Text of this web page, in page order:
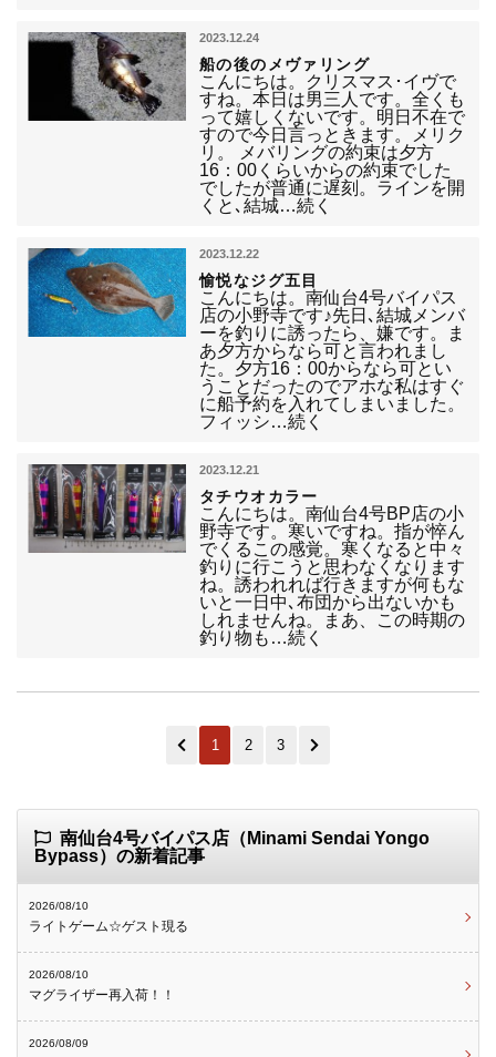
2023.12.24
船の後のメヴァリング
こんにちは。クリスマス･イヴで
すね。本日は男三人です。全くも
って嬉しくないです。明日不在で
すので今日言っときます。メリク
リ。 メバリングの約束は夕方
16：00くらいからの約束でした
でしたが普通に遅刻。ラインを開
くと､結城…続く
2023.12.22
愉悦なジグ五目
こんにちは。南仙台4号バイパス
店の小野寺です♪先日､結城メンバ
ーを釣りに誘ったら、嫌です。ま
あ夕方からなら可と言われまし
た。夕方16：00からなら可とい
うことだったのでアホな私はすぐ
に船予約を入れてしまいました。
フィッシ…続く
2023.12.21
タチウオカラー
こんにちは。南仙台4号BP店の小
野寺です。寒いですね。指が悴ん
でくるこの感覚。寒くなると中々
釣りに行こうと思わなくなります
ね。誘われれば行きますが何もな
いと一日中､布団から出ないかも
しれませんね。まあ、この時期の
釣り物も…続く
1 2 3
南仙台4号バイパス店（Minami Sendai Yongo
Bypass）の新着記事
2026/08/10
ライトゲーム☆ゲスト現る
2026/08/10
マグライザー再入荷！！
2026/08/09